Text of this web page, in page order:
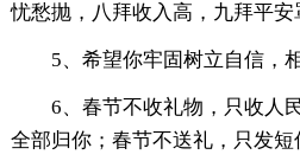
忧愁抛，八拜收入高，九拜平安
5、希望你牢固树立自信，
6、春节不收礼物，只收人
全部归你；春节不送礼，只发